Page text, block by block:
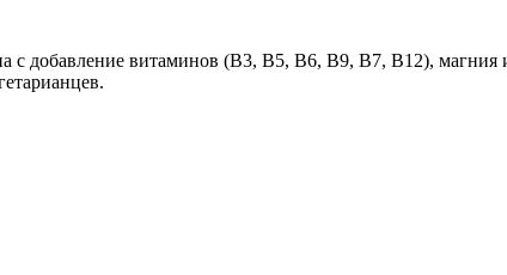
добавление витаминов (B3, B5, B6, B9, B7, B12), магния